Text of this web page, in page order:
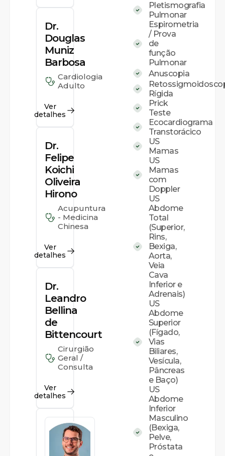
Dr.
Douglas
Muniz
Barbosa
Cardiologia
Adulto
Ver
detalhes
Dr.
Felipe
Koichi
Oliveira
Hirono
Acupuntura
- Medicina
Chinesa
Ver
detalhes
Dr.
Leandro
Bellina
de
Bittencourt
Cirurgião
Geral /
Consulta
Ver
detalhes
Pletismografia
Pulmonar
Espirometria
/ Prova
de
função
Pulmonar
Anuscopia
Rígida
Prick
Teste
Ecocardiograma
Transtorácico
US
Mamas
US
Mamas
com
Doppler
US
Abdome
Total
(Superior,
Rins,
Bexiga,
Aorta,
Veia
Cava
Inferior e
Adrenais)
US
Abdome
Superior
(Fígado,
Vias
Biliares,
Vesícula,
Pâncreas
e Baço)
US
Abdome
Inferior
Masculino
(Bexiga,
Pelve,
Próstata